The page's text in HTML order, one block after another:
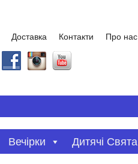
Доставка Контакти Про нас
Вечірки Дитячі Свята